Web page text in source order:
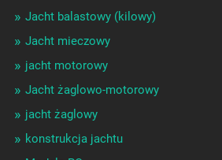
Jacht balastowy (kilowy)
Jacht mieczowy
jacht motorowy
Jacht żaglowo-motorowy
jacht żaglowy
konstrukcja jachtu